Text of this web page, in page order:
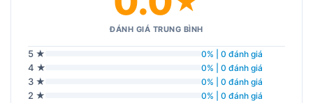
ĐÁNH GIÁ TRUNG BÌNH
5 ★ 0% | 0 đánh giá
4 ★ 0% | 0 đánh giá
3 ★ 0% | 0 đánh giá
2 ★ 0% | 0 đánh giá